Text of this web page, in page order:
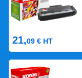
21,09 € HT